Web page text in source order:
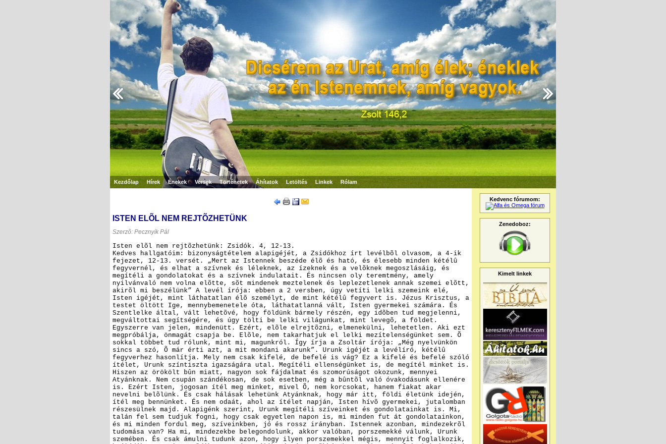
Kezdőlap Hírek Énekek Versek Történetek Áhítatok Letöltés Linkek Rólam
ISTEN ELÕL NEM REJTÕZHETÜNK
Szerzõ: Pecznyík Pál
Isten elõl nem rejtõzhetünk: Zsidók. 4, 12-13.
Kedves hallgatóim: bizonyságtételem alapigéjét, a Zsidókhoz írt levélbõl olvasom, a 4-ik
fejezet, 12-13. versét. „Mert az Istennek beszéde élõ és ható, és élesebb minden kétélû
fegyvernél, és elhat a szívnek és léleknek, az ízeknek és a velõknek megoszlásáig, és
megítéli a gondolatokat és a szívnek indulatait. És nincsen oly teremtmény, amely
nyilvánvaló nem volna elõtte, sõt mindenek meztelenek és leplezetlenek annak szemei elõtt,
akirõl mi beszélünk” A levél írója: ebben a 2 versben, úgy vetíti lelki szemeink elé,
Isten igéjét, mint láthatatlan élõ személyt, de mint kétélû fegyvert is. Jézus Krisztus, a
testet öltött Ige, mennybemenetele óta, láthatatlanná vált, Isten gyermekei számára. És
Szentlelke által, vált lehetõvé, hogy földünk bármely részén, egy idõben tud megjelenni,
megváltottai segítségére, és úgy tölti be lelki világunkat, mint levegõ, a földet.
Egyszerre van jelen, mindenütt. Ezért, elõle elrejtõzni, elmenekülni, lehetetlen. Aki ezt
megpróbálja, önmagát csapja be. Elõle, nem takarhatjuk el lelki mezítelenségünket sem. Õ
sokkal többet tud rólunk, mint mi, magunkról. Így írja a Zsoltár írója: „Még nyelvünkön
sincs a szó, Õ már érti azt, a mit mondani akarunk”. Urunk igéjét a levélíró, kétélû
fegyverhez hasonlítja. Mely nem csak kifelé, de befelé is vág? Ez a kifelé és befelé szóló
ítélet, Urunk színtiszta igazságára utal. Megítéli ellenségünket is, de megítél minket is.
Hiszen az örökölt bûn miatt, nagyon sok fájdalmat és szomorúságot okozunk, mennyei
Atyánknak. Nem csupán szándékosan, de sok esetben, még a bûntõl való óvakodásunk ellenére
is. Ezért Isten, jogosan ítél meg minket, mivel Õ, nem korcsokat, hanem fiakat akar
nevelni belõlünk. És csak hálásak lehetünk Atyánknak, hogy már itt, földi életünk idején,
ítél meg bennünket. És nem odaát, ahol az ítélet napján, Isten hívõ gyermekei, jutalomban
részesülnek majd. Alapigénk szerint, Urunk megítéli szíveinket és gondolatainkat is. Mi,
talán fel sem tudjuk fogni, hogy csak egyetlen napon is, mi minden fut át gondolatainkon,
és mi minden fordul meg, szíveinkben, jó és rossz irányban. Istennek azonban, mindezekrõl
tudomása van? Ha mi, mindezekbe belegondolunk, akkor valóban, porszemekké válunk, Urunk
szemében. És csak ámulni tudunk azon, hogy ilyen porszemekkel mégis, mennyit foglalkozik,
Kedvenc fórumom:
Zenedoboz:
Kimelt linkek